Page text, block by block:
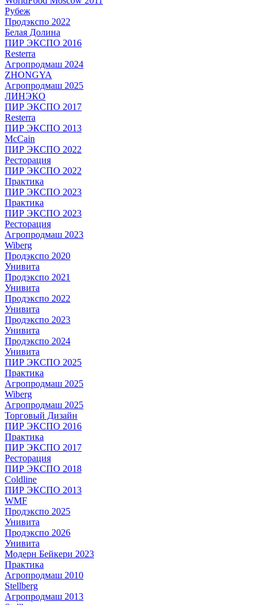
Рубеж
Продэкспо 2022
Белая Долина
ПИР ЭКСПО 2016
Resterra
Агропродмаш 2024
ZHONGYA
Агропродмаш 2025
ЛИНЭКО
ПИР ЭКСПО 2017
Resterra
ПИР ЭКСПО 2013
McCain
ПИР ЭКСПО 2022
Ресторация
ПИР ЭКСПО 2022
Практика
ПИР ЭКСПО 2023
Практика
ПИР ЭКСПО 2023
Ресторация
Агропродмаш 2023
Wiberg
Продэкспо 2020
Унивита
Продэкспо 2021
Унивита
Продэкспо 2022
Унивита
Продэкспо 2023
Унивита
Продэкспо 2024
Унивита
ПИР ЭКСПО 2025
Практика
Агропродмаш 2025
Wiberg
Агропродмаш 2025
Торговый Дизайн
ПИР ЭКСПО 2016
Практика
ПИР ЭКСПО 2017
Ресторация
ПИР ЭКСПО 2018
Coldline
ПИР ЭКСПО 2013
WMF
Продэкспо 2025
Унивита
Продэкспо 2026
Унивита
Модерн Бейкери 2023
Практика
Агропродмаш 2010
Stellberg
Агропродмаш 2013